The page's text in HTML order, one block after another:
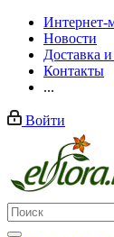
Интернет-
Новости
Доставка
Контакты
...
Войти